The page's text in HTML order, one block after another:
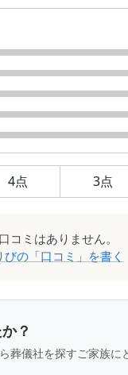
4点 3点
コミはありません。
びの「口コミ」を書く
？
葬儀社を探すご家族に